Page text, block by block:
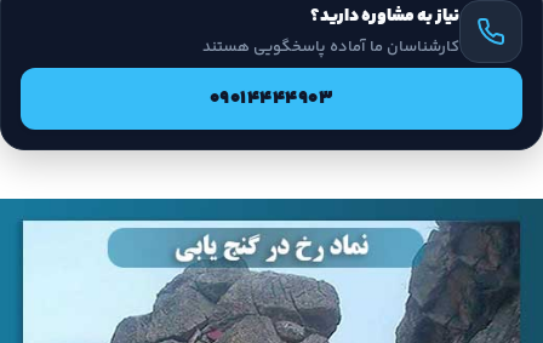
نیاز به مشاوره دارید؟
کارشناسان ما آماده پاسخگویی هستند
09014444903